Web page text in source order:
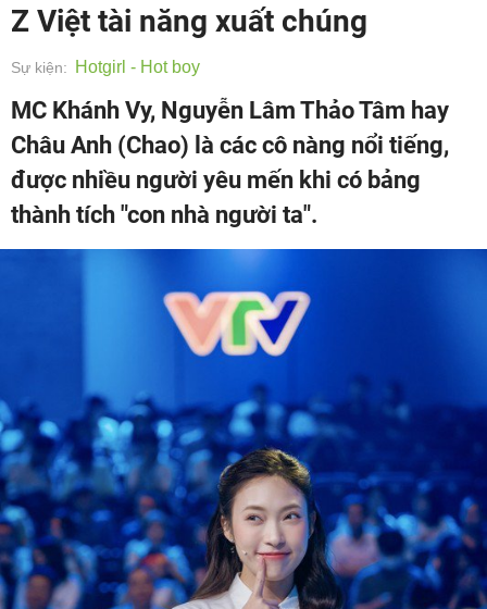
Z Việt tài năng xuất chúng
Sự kiện: Hotgirl - Hot boy
MC Khánh Vy, Nguyễn Lâm Thảo Tâm hay
Châu Anh (Chao) là các cô nàng nổi tiếng,
được nhiều người yêu mến khi có bảng
thành tích "con nhà người ta".